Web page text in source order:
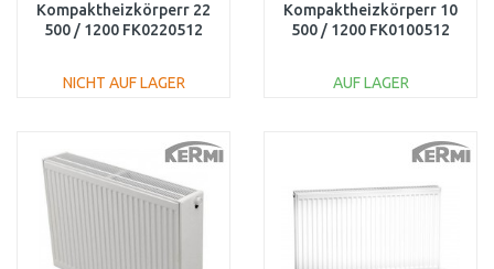
Kompaktheizkörperr 22
500 / 1200 FK0220512
NICHT AUF LAGER
Vergleichen
Kompaktheizkörperr 10
500 / 1200 FK0100512
AUF LAGER